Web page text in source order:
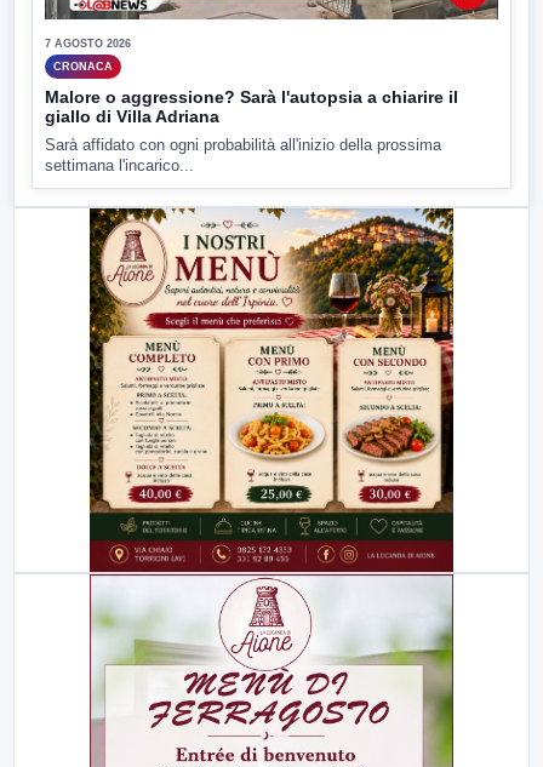
7 AGOSTO 2026
CRONACA
Malore o aggressione? Sarà l'autopsia a chiarire il
giallo di Villa Adriana
Sarà affidato con ogni probabilità all'inizio della prossima
settimana l'incarico...